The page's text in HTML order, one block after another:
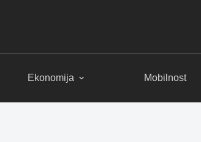
Ekonomija Mobilnost